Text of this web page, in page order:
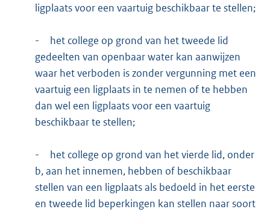
ligplaats voor een vaartuig beschikbaar te stellen;
-
het college op grond van het tweede lid
gedeelten van openbaar water kan aanwijzen
waar het verboden is zonder vergunning met een
vaartuig een ligplaats in te nemen of te hebben
dan wel een ligplaats voor een vaartuig
beschikbaar te stellen;
-
het college op grond van het vierde lid, onder
b, aan het innemen, hebben of beschikbaar
stellen van een ligplaats als bedoeld in het eerste
en tweede lid beperkingen kan stellen naar soort